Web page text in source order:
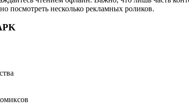
посмотреть несколько рекламных роликов.